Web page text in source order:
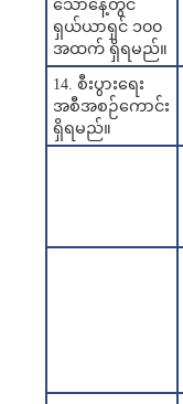
သောနေ့တွင်
ရှယ်ယာရှင် ၁၀၀
အထက် ရှိရမည်။
14. စီးပွားရေး
အစီအစဉ်ကောင်း
ရှိရမည်။